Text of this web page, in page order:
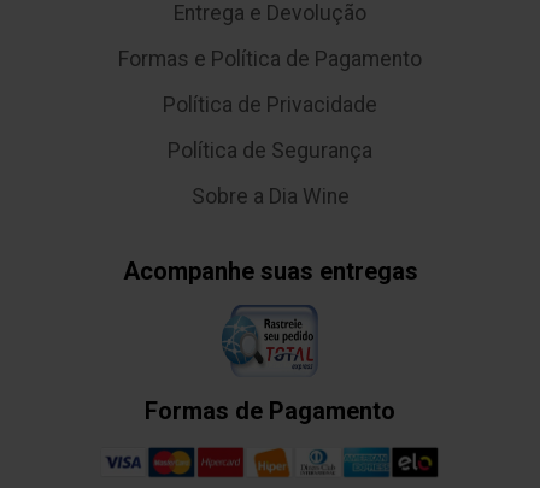
Entrega e Devolução
Formas e Política de Pagamento
Política de Privacidade
Política de Segurança
Sobre a Dia Wine
Acompanhe suas entregas
Formas de Pagamento